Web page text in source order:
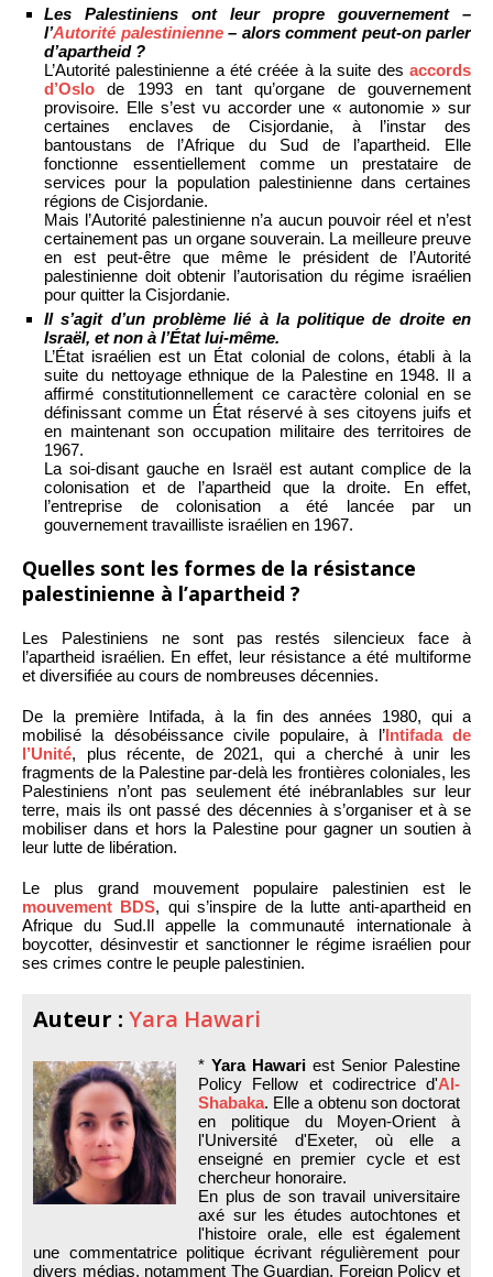
Les Palestiniens ont leur propre gouvernement –
l’Autorité palestinienne– alors comment peut-on parler
d’apartheid ?
L’Autorité palestinienne a été créée à la suite des accords
d’Oslo de 1993 en tant qu’organe de gouvernement
provisoire. Elle s’est vu accorder une « autonomie » sur
certaines enclaves de Cisjordanie, à l’instar des
bantoustans de l’Afrique du Sud de l’apartheid. Elle
fonctionne essentiellement comme un prestataire de
services pour la population palestinienne dans certaines
régions de Cisjordanie.
Mais l’Autorité palestinienne n’a aucun pouvoir réel et n’est
certainement pas un organe souverain. La meilleure preuve
en est peut-être que même le président de l’Autorité
palestinienne doit obtenir l’autorisation du régime israélien
pour quitter la Cisjordanie.
Il s’agit d’un problème lié à la politique de droite en
Israël, et non à l’État lui-même.
L’État israélien est un État colonial de colons, établi à la
suite du nettoyage ethnique de la Palestine en 1948. Il a
affirmé constitutionnellement ce caractère colonial en se
définissant comme un État réservé à ses citoyens juifs et
en maintenant son occupation militaire des territoires de
1967.
La soi-disant gauche en Israël est autant complice de la
colonisation et de l’apartheid que la droite. En effet,
l’entreprise de colonisation a été lancée par un
gouvernement travailliste israélien en 1967.
Quelles sont les formes de la résistance
palestinienne à l’apartheid ?
Les Palestiniens ne sont pas restés silencieux face à
l’apartheid israélien. En effet, leur résistance a été multiforme
et diversifiée au cours de nombreuses décennies.
De la première Intifada, à la fin des années 1980, qui a
mobilisé la désobéissance civile populaire, à l’Intifada de
l’Unité, plus récente, de 2021, qui a cherché à unir les
fragments de la Palestine par-delà les frontières coloniales, les
Palestiniens n’ont pas seulement été inébranlables sur leur
terre, mais ils ont passé des décennies à s’organiser et à se
mobiliser dans et hors la Palestine pour gagner un soutien à
leur lutte de libération.
Le plus grand mouvement populaire palestinien est le
mouvement BDS, qui s’inspire de la lutte anti-apartheid en
Afrique du Sud.Il appelle la communauté internationale à
boycotter, désinvestir et sanctionner le régime israélien pour
ses crimes contre le peuple palestinien.
Auteur : Yara Hawari
* Yara Hawari est Senior Palestine
Policy Fellow et codirectrice d'Al-
Shabaka. Elle a obtenu son doctorat
en politique du Moyen-Orient à
l'Université d'Exeter, où elle a
enseigné en premier cycle et est
chercheur honoraire.
En plus de son travail universitaire
axé sur les études autochtones et
l'histoire orale, elle est également
une commentatrice politique écrivant régulièrement pour
divers médias, notamment The Guardian, Foreign Policy et